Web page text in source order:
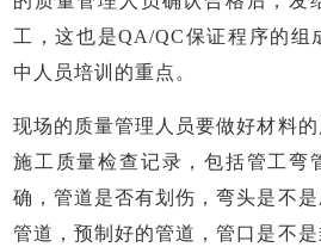
工，这也是QA/QC保证程序的组
中人员培训的重点。
现场的质量管理人员要做好材料
施工质量检查记录，包括管工弯
确，管道是否有划伤，弯头是不
管道，预制好的管道，管口是不